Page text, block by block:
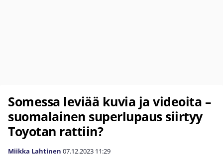
Somessa leviää kuvia ja videoita –
suomalainen superlupaus siirtyy
Toyotan rattiin?
Miikka Lahtinen 07.12.2023 11:29